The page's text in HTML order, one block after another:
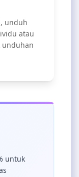
unduh
atau
unduhan
untuk